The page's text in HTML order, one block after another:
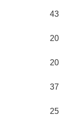
43
20
20
37
25